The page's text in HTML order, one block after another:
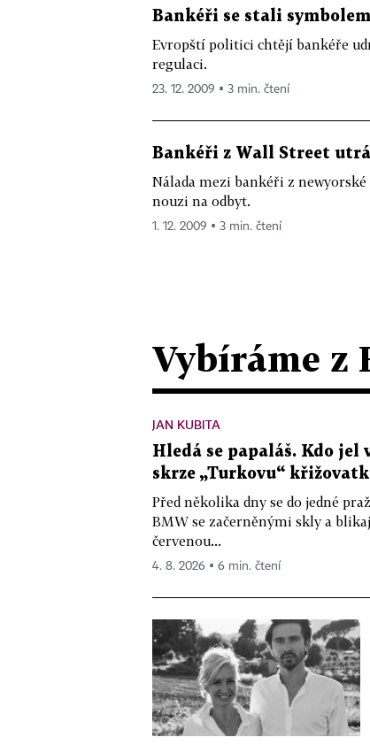
Bankéři se stali
Evropští politici chtějí bankéře
regulaci.
23. 12. 2009 ▪ 3 min. čtení
Bankéři z Wall Street
Nálada mezi bankéři z
nouzi na odbyt.
1. 12. 2009 ▪ 3 min. čtení
Vybíráme z
JAN KUBITA
Hledá se papaláš. Kdo jel
skrze „Turkovu“
Před několika dny se do jedné
BMW se začerněnými skly a
červenou...
4. 8. 2026 ▪ 6 min. čtení